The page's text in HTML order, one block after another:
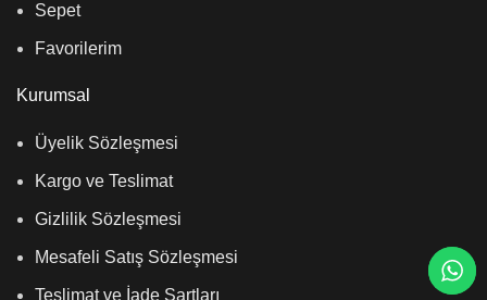
Sepet
Favorilerim
Kurumsal
Üyelik Sözleşmesi
Kargo ve Teslimat
Gizlilik Sözleşmesi
Mesafeli Satış Sözleşmesi
Teslimat ve İade Şartları